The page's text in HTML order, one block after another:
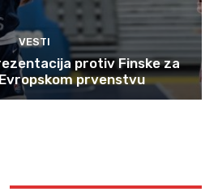
VESTI
protiv Finske za
prvenstvu